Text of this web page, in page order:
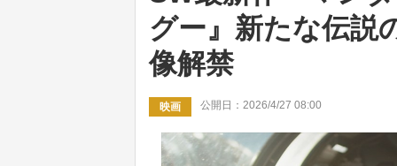
グー』新たな伝説
像解禁
映画 公開日：2026/4/27 08:00